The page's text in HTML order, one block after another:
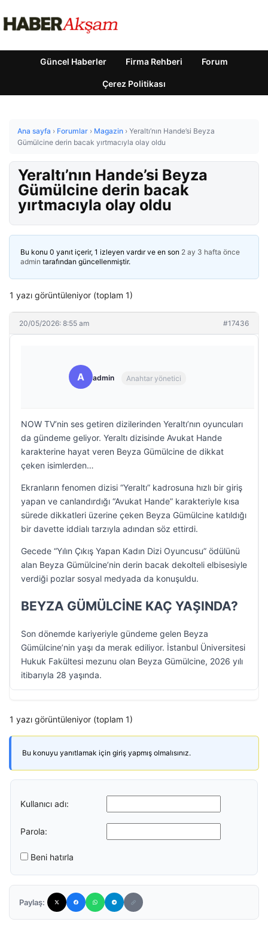
Güncel Haberler Firma Rehberi Forum
Çerez Politikası
Ana sayfa › Forumlar › Magazin › Yeraltı’nın Hande’si Beyza
Gümülcine derin bacak yırtmacıyla olay oldu
Yeraltı’nın Hande’si Beyza
Gümülcine derin bacak
yırtmacıyla olay oldu
Bu konu 0 yanıt içerir, 1 izleyen vardır ve en son 2 ay 3 hafta önce
admin tarafından güncellenmiştir.
1 yazı görüntüleniyor (toplam 1)
20/05/2026: 8:55 am #17436
A admin Anahtar yönetici
NOW TV’nin ses getiren dizilerinden Yeraltı’nın oyuncuları
da gündeme geliyor. Yeraltı dizisinde Avukat Hande
karakterine hayat veren Beyza Gümülcine de dikkat
çeken isimlerden…
Ekranların fenomen dizisi “Yeraltı” kadrosuna hızlı bir giriş
yapan ve canlandırdığı “Avukat Hande” karakteriyle kısa
sürede dikkatleri üzerine çeken Beyza Gümülcine katıldığı
bir davette iddialı tarzıyla adından söz ettirdi.
Gecede “Yılın Çıkış Yapan Kadın Dizi Oyuncusu” ödülünü
alan Beyza Gümülcine’nin derin bacak dekolteli elbisesiyle
verdiği pozlar sosyal medyada da konuşuldu.
BEYZA GÜMÜLCİNE KAÇ YAŞINDA?
Son dönemde kariyeriyle gündeme gelen Beyza
Gümülcine’nin yaşı da merak ediliyor. İstanbul Üniversitesi
Hukuk Fakültesi mezunu olan Beyza Gümülcine, 2026 yılı
itibarıyla 28 yaşında.
1 yazı görüntüleniyor (toplam 1)
Bu konuyu yanıtlamak için giriş yapmış olmalısınız.
Kullanıcı adı:
Parola:
Beni hatırla
Paylaş: